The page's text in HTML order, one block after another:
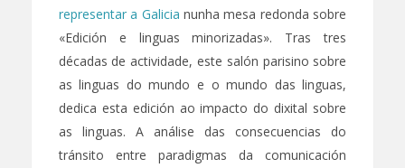
representar a Galicia nunha mesa redonda sobre
«Edición e linguas minorizadas». Tras tres
décadas de actividade, este salón parisino sobre
as linguas do mundo e o mundo das linguas,
dedica esta edición ao impacto do dixital sobre
as linguas. A análise das consecuencias do
tránsito entre paradigmas da comunicación